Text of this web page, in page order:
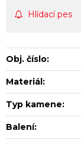
Hlídací pes
Obj. číslo:
Materiál:
Typ kamene:
Balení: